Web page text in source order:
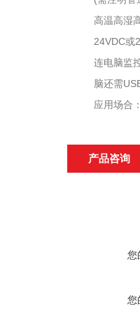
高温高湿高
24VDC或
连电脑监控
脑还需USB/
应用场合：
产品咨询
您
您